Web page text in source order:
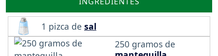
1 pizca de sal
250 gramos de